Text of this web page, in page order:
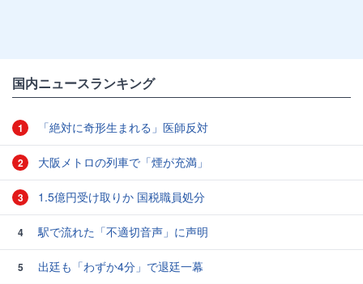
国内ニュースランキング
1 「絶対に奇形生まれる」医師反対
2 大阪メトロの列車で「煙が充満」
3 1.5億円受け取りか 国税職員処分
4 駅で流れた「不適切音声」に声明
5
出廷も「わずか4分」で退廷一幕